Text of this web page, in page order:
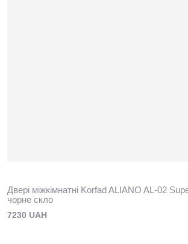
Двері міжкімнатні Korfad ALIANO AL-02
чорне скло
7230 UAH